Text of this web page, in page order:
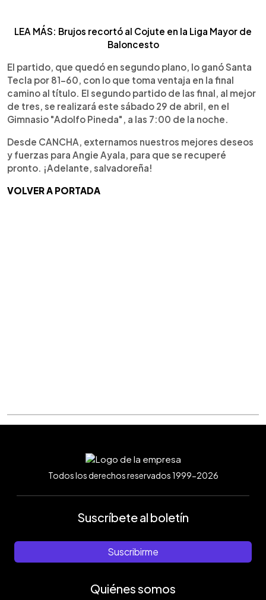
LEA MÁS: Brujos recortó al Cojute en la Liga Mayor de
Baloncesto
El partido, que quedó en segundo plano, lo ganó Santa
Tecla por 81-60, con lo que toma ventaja en la final
camino al título. El segundo partido de las final, al mejor
de tres, se realizará este sábado 29 de abril, en el
Gimnasio "Adolfo Pineda", a las 7:00 de la noche.
Desde CANCHA, externamos nuestros mejores deseos
y fuerzas para Angie Ayala, para que se recuperé
pronto. ¡Adelante, salvadoreña!
VOLVER A PORTADA
Todos los derechos reservados 1999-2026
Suscríbete al boletín
Suscribirme
Quiénes somos